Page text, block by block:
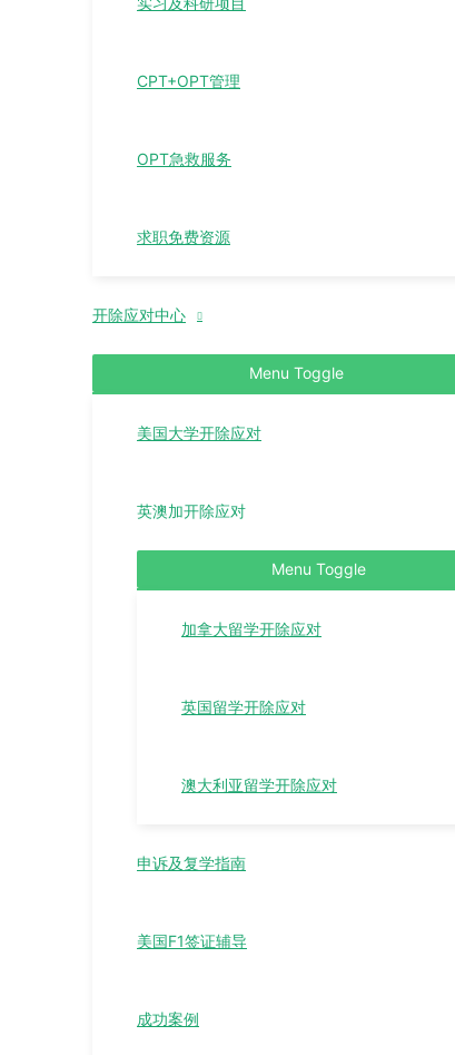
CPT+OPT管理
OPT急救服务
求职免费资源
开除应对中心
Menu Toggle
美国大学开除应对
英澳加开除应对
Menu Toggle
加拿大留学开除应对
英国留学开除应对
澳大利亚留学开除应对
申诉及复学指南
美国F1签证辅导
成功案例